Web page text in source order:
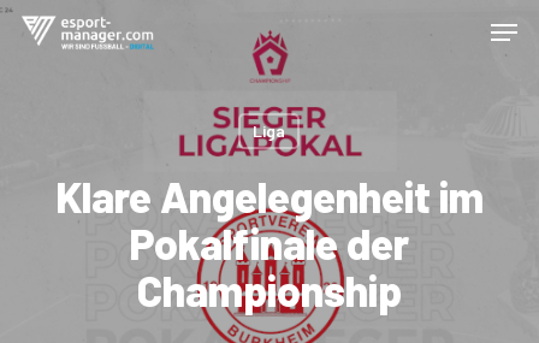
Skip
Menu
Liga
Klare Angelegenheit im
Pokalfinale der
Championship